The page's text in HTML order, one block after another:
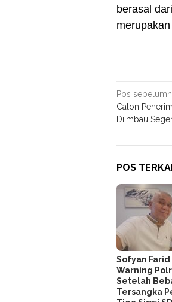
berasal
pos
Pos
Calon
Diimbau
POS
Sofyan
Warning
Setelah
Tersangka